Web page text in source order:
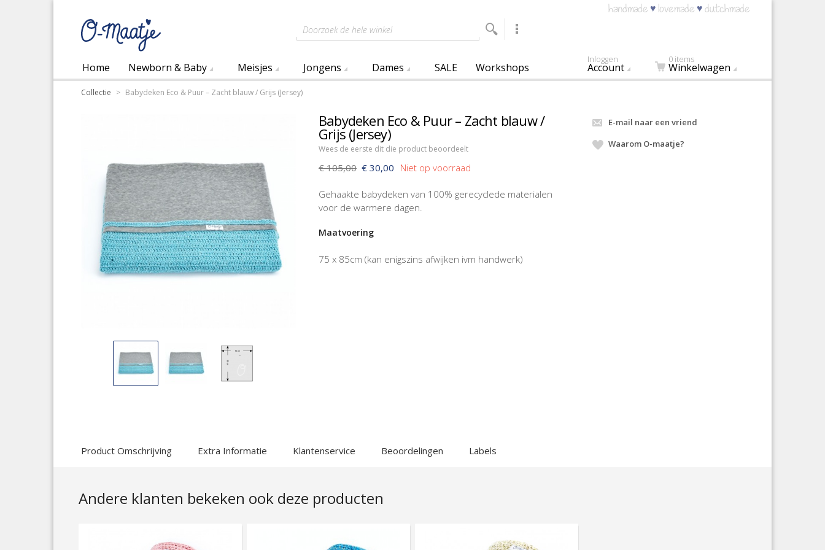
handmade ♥ lovemade ♥dutchmade
Doorzoek de hele winkel
Inloggen
Account
0 items
Winkelwagen
Home Newborn & Baby Meisjes Jongens Dames SALE Workshops
Collectie > Babydeken Eco & Puur – Zacht blauw / Grijs (Jersey)
Babydeken Eco & Puur – Zacht blauw /
Grijs (Jersey)
Wees de eerste dit die product beoordeelt
€ 105,00 € 30,00
Gehaakte babydeken van 100% gerecyclede materialen
voor de warmere dagen.
Maatvoering
75 x 85cm (kan enigszins afwijken ivm handwerk)
E-mail naar een vriend
Waarom O-maatje?
Product Omschrijving Extra Informatie Klantenservice Beoordelingen Labels
Andere klanten bekeken ook deze producten